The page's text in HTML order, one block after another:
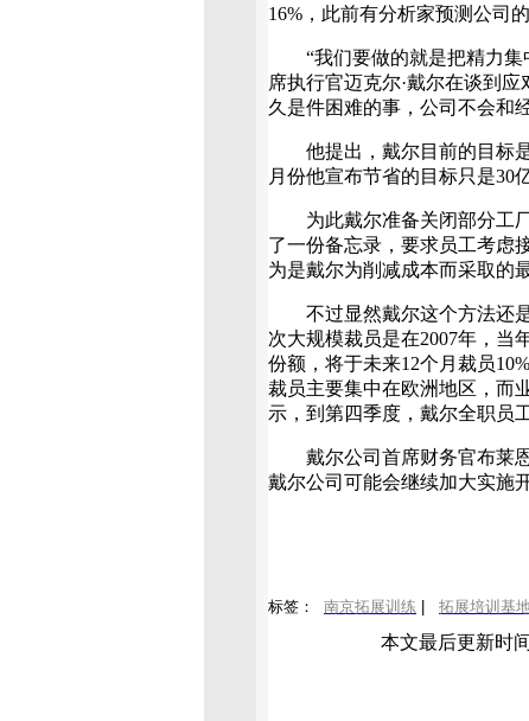
16%，此前有分析家预测公司
“我们要做的就是把精力集
席执行官迈克尔·戴尔在谈到
久是件困难的事，公司不会和
他提出，戴尔目前的目标是
月份他宣布节省的目标只是30
为此戴尔准备关闭部分工厂
了一份备忘录，要求员工考虑
为是戴尔为削减成本而采取的
不过显然戴尔这个方法还是
次大规模裁员是在2007年，当
份额，将于未来12个月裁员
裁员主要集中在欧洲地区，而
示，到第四季度，戴尔全职员
戴尔公司首席财务官布莱恩.
戴尔公司可能会继续加大实施
标签： 南京拓展训练 拓展培训基
本文最后更新时